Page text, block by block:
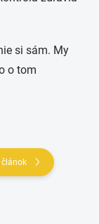
si sám. My
o tom
článok